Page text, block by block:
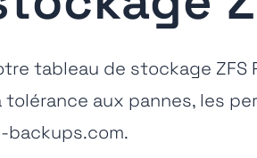
tableau de stockage
aux pannes, les
backups.com.